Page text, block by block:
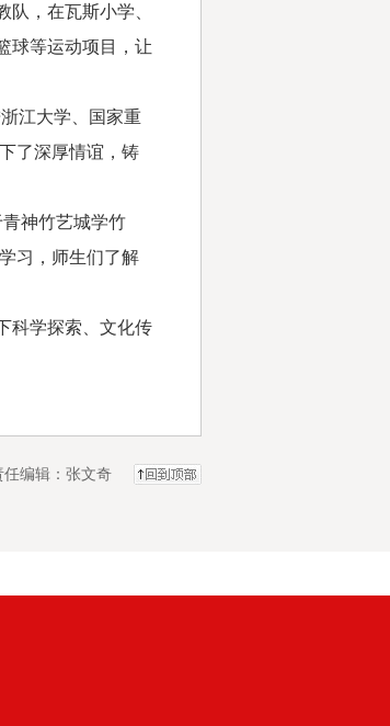
，在瓦斯小学、
球等运动项目，让
江大学、国家重
了深厚情谊，铸
神竹艺城学竹
习，师生们了解
科学探索、文化传
任编辑：张文奇